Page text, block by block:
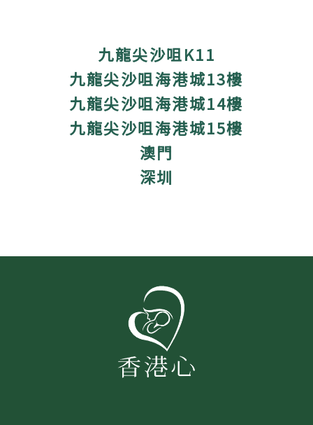
九龍尖沙咀K11
九龍尖沙咀海港城13樓
九龍尖沙咀海港城14樓
九龍尖沙咀海港城15樓
澳門
深圳